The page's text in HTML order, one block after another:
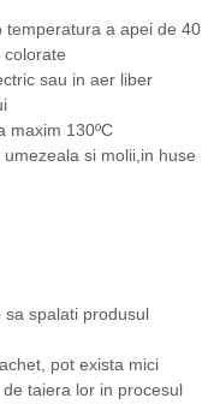
temperatura a apei de 40
colorate
sau in aer liber
maxim 130ºC
si molii,in huse
sa spalati produsul
pot exista mici
taiera lor in procesul